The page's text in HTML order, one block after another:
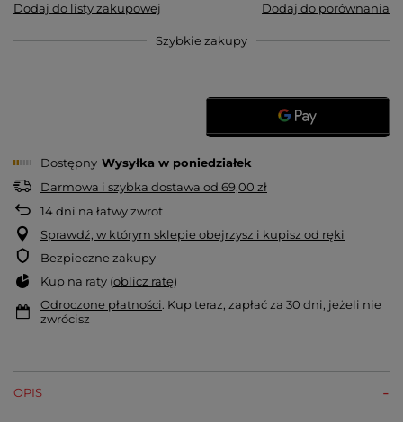
Dodaj do listy zakupowej Dodaj do porównania
Szybkie zakupy
Dostępny Wysyłka w poniedziałek
Darmowa i szybka dostawa od 69,00 zł
14dni na łatwy zwrot
Sprawdź, w którym sklepie obejrzysz i kupisz od ręki
Bezpieczne zakupy
Kup na raty (oblicz ratę)
Odroczone płatności. Kup teraz, zapłać za 30 dni, jeżeli nie
zwrócisz
OPIS